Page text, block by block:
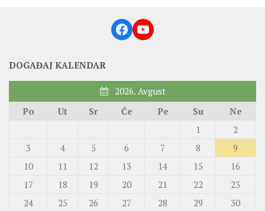
Facebook
YouTube
DOGAĐAJ KALENDAR
2026. Avgust
Po
Ut Sr Če Pe Su
Ne
1
2
3
4 5 6 7 8
9
10
11 12 13 14 15
16
17
18 19 20 21 22
23
24
25 26 27 28 29 30